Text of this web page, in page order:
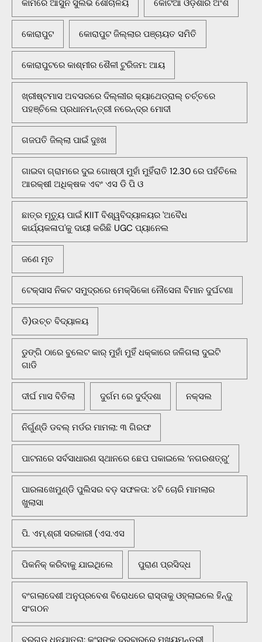
କାମରେ ଆସୁନି ସୁଲଭ ଶୌଚାଳୟ କୋଟିଆ ଓଡ଼ିଶାର ଅଂଶ
କୋରାପୁଟ କୋରାପୁଟ ଜିଲ୍ଲାର ପଞ୍ଚାୟତ ସମିତି
କୋରାପୁଟରେ କାଶ୍ମୀର ଶୈଳୀ ଟୁରିଜମ: ଆୟ
ଖ୍ରୀଷ୍ଟମାସ ଅବସରରେ ଦିଲ୍ଲୀର କ୍ୟାଥେଡ୍ରାଲ୍ ଚର୍ଚ୍ଚରେ
ପହଞ୍ଚିଲେ ପ୍ରଧାନମନ୍ତ୍ରୀ ନରେନ୍ଦ୍ର ମୋଦୀ
ଗଜପତି ଜିଲ୍ଲା ପାଇଁ ଦୁଃଖ
ଗାଇବା ଗ୍ରାମରେ ଦୁଇ ଗୋଷ୍ଠୀ ମୁହାଁ ମୁହିଁରାତି 12.30 ରେ ପହଁଚିଲେ
ଆରକ୍ଷୀ ଅଧିକ୍ଷକ ଏବଂ ଏସ ଡି ପି ଓ
ଛାତ୍ର ମୃତ୍ୟୁ ପାଇଁ KIIT ବିଶ୍ୱବିଦ୍ୟାଳୟର 'ଅବୈଧ
କାର୍ଯ୍ୟକଳାପ'କୁ ଦାୟୀ କରିଛି UGC ପ୍ୟାନେଲ
ଜଣେ ମୃତ
ଟେକ୍ସାସ ନିକଟ ସମୁଦ୍ରରେ ମେକ୍ସିକୋ ନୌସେନା ବିମାନ ଦୁର୍ଘଟଣା
ଡି)ଉଚ୍ଚ ବିଦ୍ୟାଳୟ
ଡୁଙ୍ଗି ଠାରେ ବୁଲେଟ କାର୍ ମୁହାଁ ମୁହିଁ ଧକ୍କାରେ ଜଳିଗଲା ଦୁଇଟି
ଗାଡି
ଦୀର୍ଘ ମାସ ବିତିଲା ଦୁର୍ଗମ ରେ ଦୁର୍ଦ୍ଦଶା ନକ୍ସଲ
ନିର୍ଗୁଣ୍ଡି ଡବଲ୍ ମର୍ଡର ମାମଲା: ୩ ଗିରଫ
ପାଟନାରେ ସର୍ବସାଧାରଣ ସ୍ଥାନରେ ଛେପ ପକାଇଲେ ‘ନଗରଶତ୍ରୁ’
ପାରଳାଖେମୁଣ୍ଡି ପୁଲିସର ବଡ଼ ସଫଳତା: ୪ଟି ଚୋରି ମାମଲାର
ଖୁଲାସା
ପି. ଏମ୍.ଶ୍ରୀ ସରକାରୀ (ଏସ.ଏସ
ପିକନିକ୍‌ କରିବାକୁ ଯାଇଥିଲେ ପୁରାଣ ପ୍ରସିଦ୍ଧ
ବଂଗଲାଦେଶୀ ଅନୁପ୍ରବେଶ ବିରୋଧରେ ରାସ୍ତାକୁ ଓହ୍ଲାଇଲେ ହିନ୍ଦୁ
ସଂଗଠନ